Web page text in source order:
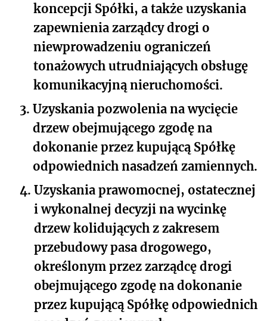
koncepcji Spółki, a także uzyskania
zapewnienia zarządcy drogi o
niewprowadzeniu ograniczeń
tonażowych utrudniających obsługę
komunikacyjną nieruchomości.
3. Uzyskania pozwolenia na wycięcie
drzew obejmującego zgodę na
dokonanie przez kupującą Spółkę
odpowiednich nasadzeń zamiennych.
4. Uzyskania prawomocnej, ostatecznej
i wykonalnej decyzji na wycinkę
drzew kolidujących z zakresem
przebudowy pasa drogowego,
określonym przez zarządcę drogi
obejmującego zgodę na dokonanie
przez kupującą Spółkę odpowiednich